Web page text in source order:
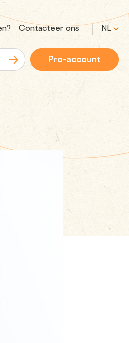
Contacteer ons NL
Zoeken Pro-account